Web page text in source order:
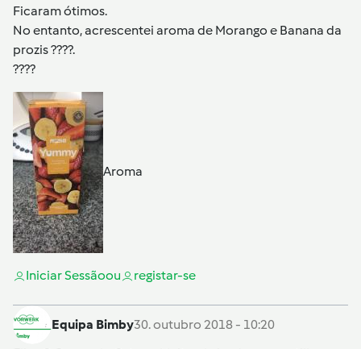
Ficaram ótimos.
No entanto, acrescentei aroma de Morango e Banana da
prozis ????.
????
Aroma
Iniciar Sessãoou registar-se
Equipa Bimby30. outubro 2018 - 10:20